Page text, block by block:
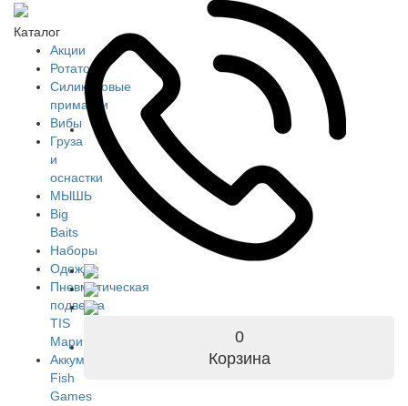
Каталог
Акции
Ротаторы
Силиконовые
приманки
Вибы
Груза
и
оснастки
МЫШЬ
Big
Baits
Наборы
Одежда
Пневматическая
подвеска
TIS
Марин
Аккумуляторы
Fish
Games
0
Корзина